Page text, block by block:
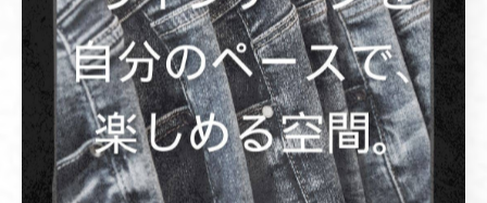
最近の投稿 Recent Posts
2026/07/19
🔥 2026.8.22 GRAND OPEN 🔥